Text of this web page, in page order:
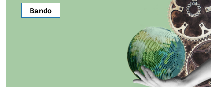
Attività per bambine e bambini
Classici del Pensiero Politico
Master e Executive Program
Bando